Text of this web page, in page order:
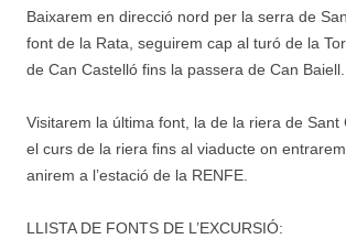
Baixarem en direcció nord per la serra de
font de la Rata, seguirem cap al turó de la
de Can Castelló fins la passera de Can Baiell.
Visitarem la última font, la de la riera de Sant
el curs de la riera fins al viaducte on
anirem a l’estació de la RENFE.
LLISTA DE FONTS DE L’EXCURSIÓ: